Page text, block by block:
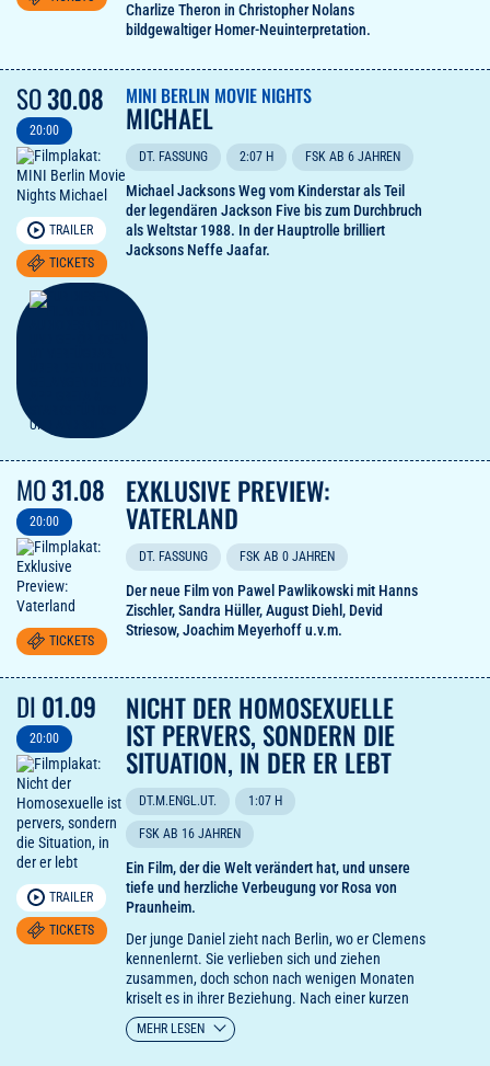
Charlize Theron in Christopher Nolans
bildgewaltiger Homer-Neuinterpretation.
SO30.08
20:00
TRAILER
TICKETS
MINI BERLIN MOVIE NIGHTS
MICHAEL
DT. FASSUNG 2:07 H FSK AB 6 JAHREN
Michael Jacksons Weg vom Kinderstar als Teil
der legendären Jackson Five bis zum Durchbruch
als Weltstar 1988. In der Hauptrolle brilliert
Jacksons Neffe Jaafar.
MO31.08
20:00
TICKETS
EXKLUSIVE PREVIEW:
VATERLAND
DT. FASSUNG FSK AB 0 JAHREN
Der neue Film von Pawel Pawlikowski mit Hanns
Zischler, Sandra Hüller, August Diehl, Devid
Striesow, Joachim Meyerhoff u.v.m.
DI 01.09
20:00
TRAILER
TICKETS
NICHT DER HOMOSEXUELLE
IST PERVERS, SONDERN DIE
SITUATION, IN DER ER LEBT
DT.M.ENGL.UT. 1:07 H
FSK AB 16 JAHREN
Ein Film, der die Welt verändert hat, und unsere
tiefe und herzliche Verbeugung vor Rosa von
Praunheim.
Der junge Daniel zieht nach Berlin, wo er Clemens
kennenlernt. Sie verlieben sich und ziehen
zusammen, doch schon nach wenigen Monaten
kriselt es in ihrer Beziehung. Nach einer kurzen
Beziehung mit einem reichen, älteren Mann, der
ihn jedoch betrügt, findet Daniel einen Job in
MEHR LESEN